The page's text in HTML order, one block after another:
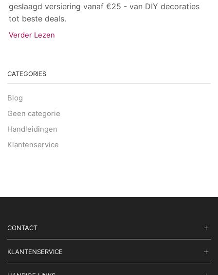
geslaagd versiering vanaf €25 - van DIY decoraties
tot beste deals.
Verder Lezen
CATEGORIES
Blog
Geen categorie
Handleidingen
Klantenservice
CONTACT
KLANTENSERVICE